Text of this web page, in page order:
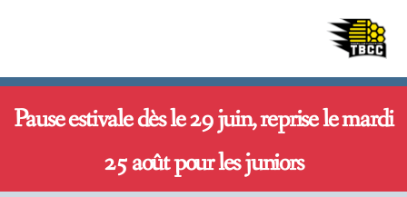
Pause estivale dès le 29 juin, reprise le mardi
25 août pour les juniors